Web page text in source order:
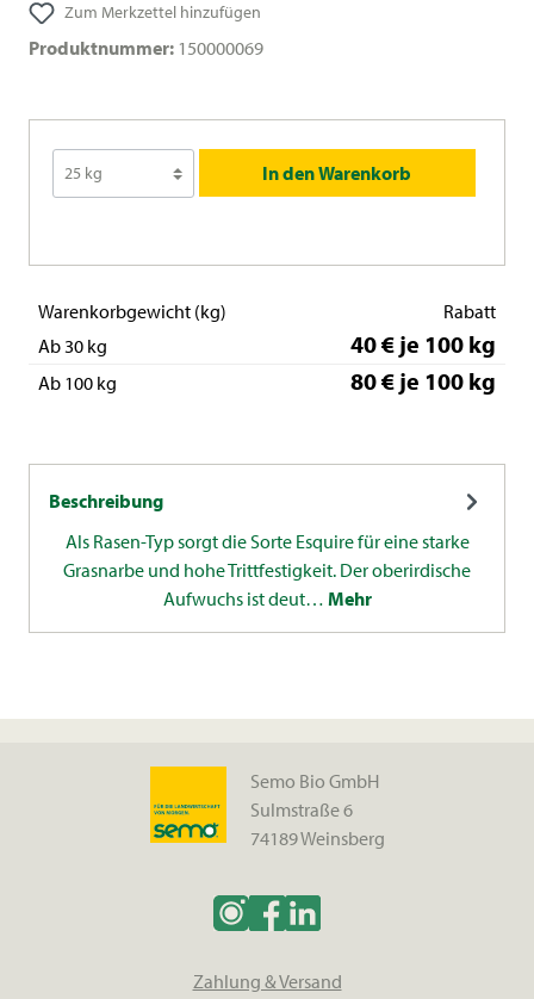
Zum Merkzettel hinzufügen
Produktnummer: 150000069
In den Warenkorb
Warenkorbgewicht (kg)
Rabatt
Ab 30 kg
40 € je 100 kg
Ab 100 kg 80 € je 100 kg
Beschreibung
Als Rasen-Typ sorgt die Sorte Esquire für eine starke
Grasnarbe und hohe Trittfestigkeit. Der oberirdische
Aufwuchs ist deut… Mehr
Semo Bio GmbH
Sulmstraße 6
74189 Weinsberg
Zahlung & Versand